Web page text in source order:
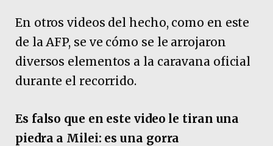
En otros videos del hecho, como en este
de la AFP, se ve cómo se le arrojaron
diversos elementos a la caravana oficial
durante el recorrido.
Es falso que en este video le tiran una
piedra a Milei: es una gorra